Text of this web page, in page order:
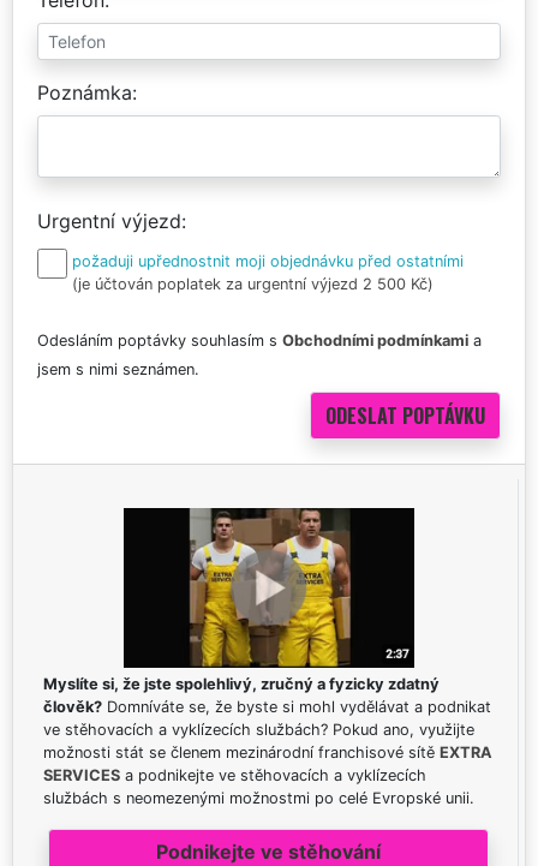
Poznámka
Urgentní výjezd
požaduji upřednostnit moji objednávku před ostatními
(je účtován poplatek za urgentní výjezd 2 500 Kč)
Odesláním poptávky souhlasím s Obchodními podmínkami a
jsem s nimi seznámen.
Myslíte si, že jste spolehlivý, zručný a fyzicky zdatný
člověk? Domníváte se, že byste si mohl vydělávat a podnikat
ve stěhovacích a vyklízecích službách? Pokud ano, využijte
možnosti stát se členem mezinárodní franchisové sítě EXTRA
SERVICES a podnikejte ve stěhovacích a vyklízecích
službách s neomezenými možnostmi po celé Evropské unii.
Podnikejte ve stěhování